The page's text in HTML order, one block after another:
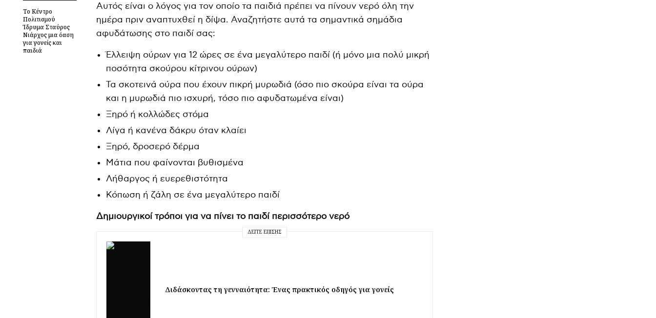
Το Κέντρο
Πολιτισμού
Ίδρυμα Σταύρος
Νιάρχος μια όαση
για γονείς και
παιδιά
Αυτός είναι ο λόγος για τον οποίο τα παιδιά πρέπει να πίνουν νερό όλη την
ημέρα πριν αναπτυχθεί η δίψα. Αναζητήστε αυτά τα σημαντικά σημάδια
αφυδάτωσης στο παιδί σας:
Έλλειψη ούρων για 12 ώρες σε ένα μεγαλύτερο παιδί (ή μόνο μια πολύ μικρή
ποσότητα σκούρου κίτρινου ούρων)
Τα σκοτεινά ούρα που έχουν πικρή μυρωδιά (όσο πιο σκούρα είναι τα ούρα
και η μυρωδιά πιο ισχυρή, τόσο πιο αφυδατωμένα είναι)
Ξηρό ή κολλώδες στόμα
Λίγα ή κανένα δάκρυ όταν κλαίει
Ξηρό, δροσερό δέρμα
Μάτια που φαίνονται βυθισμένα
Λήθαργος ή ευερεθιστότητα
Κόπωση ή ζάλη σε ένα μεγαλύτερο παιδί
Δημιουργικοί τρόποι για να πίνει το παιδί περισσότερο νερό
ΔΕΊΤΕ ΕΠΊΣΗΣ
Διδάσκοντας τη γενναιότητα: Ένας πρακτικός οδηγός για γονείς